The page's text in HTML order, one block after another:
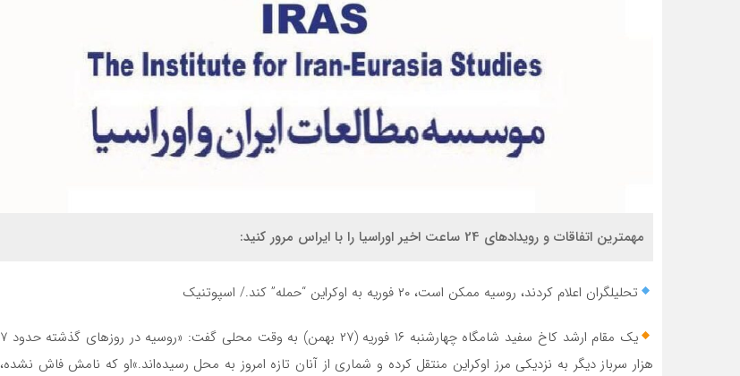
مهمترین اتفاقات و رویدادهای 24 ساعت اخیر اوراسیا را با ایراس مرور کنید:
تحلیلگران اعلام کردند، روسیه ممکن است، ۲۰ فوریه به اوکراین “حمله” کند./ اسپوتنیک
یک مقام ارشد کاخ سفید شامگاه چهارشنبه ۱۶ فوریه (۲۷ بهمن) به وقت محلی گفت: «روسیه در روزهای گذشته حدود ۷
هزار سرباز دیگر به نزدیکی مرز اوکراین منتقل کرده و شماری از آنان تازه امروز به محل رسیده‌اند.»او که نامش فاش نشده،